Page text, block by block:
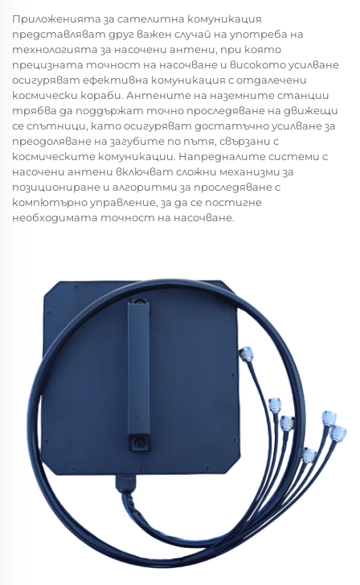
Приложенията за сателитна комуникация
представляват друг важен случай на употреба на
технологията за насочени антени, при която
прецизната точност на насочване и високото усилване
осигуряват ефективна комуникация с отдалечени
космически кораби. Антените на наземните станции
трябва да поддържат точно проследяване на движещи
се спътници, като осигуряват достатъчно усилване за
преодоляване на загубите по пътя, свързани с
космическите комуникации. Напредналите системи с
насочени антени включват сложни механизми за
позициониране и алгоритми за проследяване с
компютърно управление, за да се постигне
необходимата точност на насочване.